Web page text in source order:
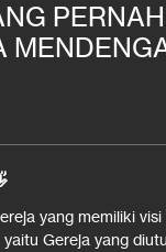
yang memiliki visi
yaitu Gereja yang